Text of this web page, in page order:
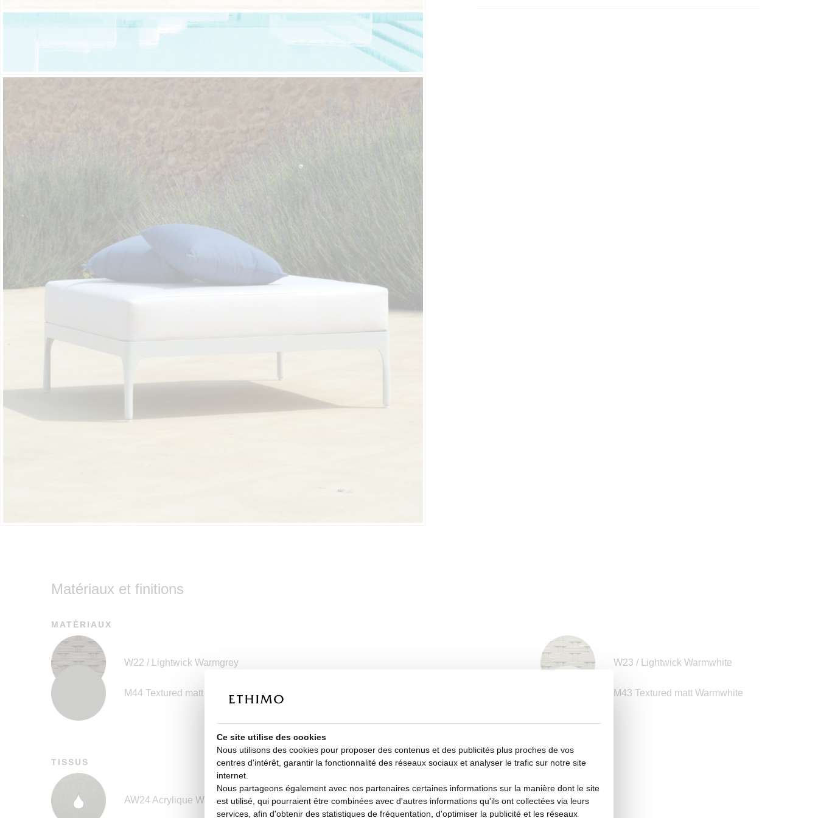
Ce site utilise des cookies
Nous utilisons des cookies pour proposer des contenus et des publicités plus proches de vos
centres d'intérêt, garantir la fonctionnalité des réseaux sociaux et analyser le trafic sur notre site
internet.
Nous partageons également avec nos partenaires certaines informations sur la manière dont le site
est utilisé, qui pourraient être combinées avec d'autres informations qu'ils ont collectées via leurs
services, afin d'obtenir des statistiques de fréquentation, d'optimiser la publicité et les réseaux
Matériaux et finitions
MATÈRIAUX
W22 / Lightwick Warmgrey
M44 Textured matt Warmgrey
W23 / Lightwick Warmwhite
M43 Textured matt Warmwhite
TISSUS
AW24 Acrylique Waterproof Gris AW25 Acrylique Nature White